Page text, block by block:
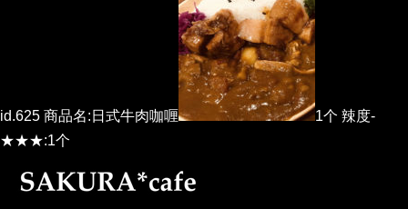
id.625 商品名:日式牛肉咖喱
1个 辣度-
★★★:1个